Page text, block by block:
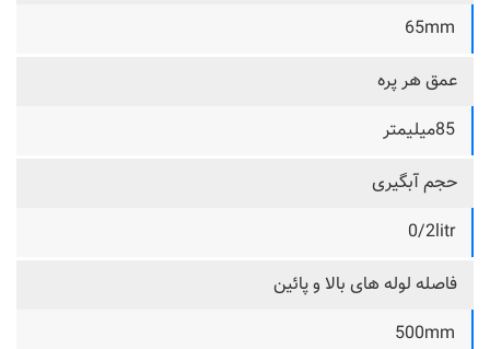
65mm
عمق هر پره
85میلیمتر
حجم آبگیری
0/2litr
فاصله لوله های بالا و پائین
500mm